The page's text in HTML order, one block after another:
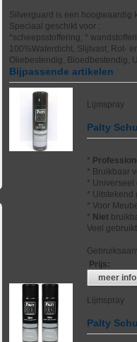
Silverguard is een hoogwaardig
Speciaal geschikt voor :
*scheepsstoffering, *
100%Waterdicht, Slijtvast, Rot-
Oliebestendig, Bloedbestendig,
Bijpassende artikelen
Lijmspray
Palty
*
* Bruikbaar
* Universeel
* Uitstekend
* Voor
* Niet
Veel
Prijs:
meer info
Lijmspray
Palty